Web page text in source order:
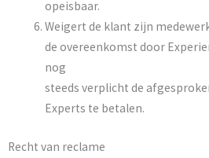
opeisbaar.
Weigert de klant zijn
de overeenkomst door
nog
steeds verplicht de
Experts te betalen.
Recht van reclame